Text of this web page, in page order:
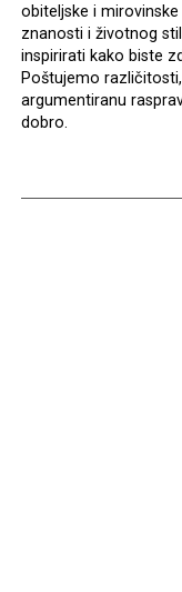
obiteljske i
znanosti i životnog
inspirirati kako biste
Poštujemo
argumentiranu
dobro.